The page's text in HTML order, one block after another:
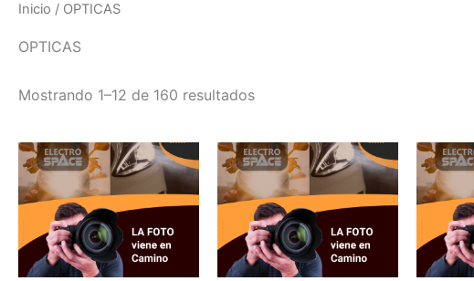
Inicio / OPTICAS
OPTICAS
Mostrando 1–12 de 160 resultadosOrdenado